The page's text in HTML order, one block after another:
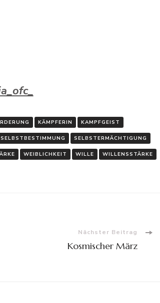
KÄMPFERIN KAMPFGEIST
SELBSTBESTIMMUNG SELBSTERMÄCHTIGUNG
WEIBLICHKEIT WILLE WILLENSSTÄRKE
Nächster Beitrag
Kosmischer März